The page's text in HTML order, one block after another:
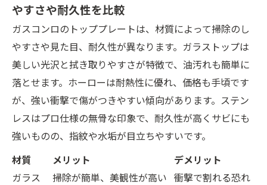
やすさや耐久性を比較
ガスコンロのトッププレートは、材質によって掃除のし
やすさや見た目、耐久性が異なります。ガラストップは
美しい光沢と拭き取りやすさが特徴で、油汚れも簡単に
落とせます。ホーローは耐熱性に優れ、価格も手頃です
が、強い衝撃で傷がつきやすい傾向があります。ステン
レスはプロ仕様の無骨な印象で、耐久性が高くサビにも
強いものの、指紋や水垢が目立ちやすいです。
材質
メリット
デメリット
ガラス
掃除が簡単、美観性が高い 衝撃で割れる恐れ